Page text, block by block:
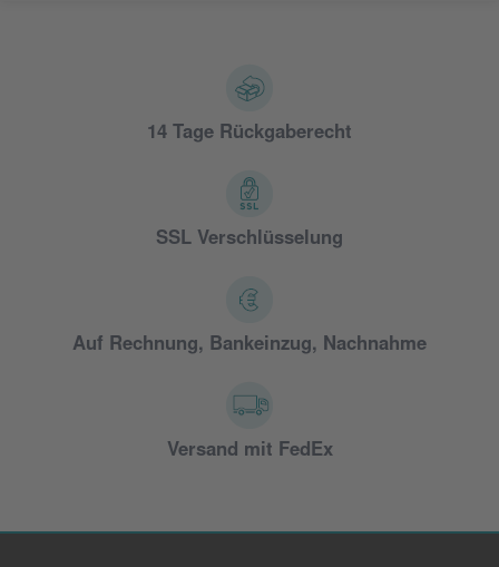
14 Tage Rückgaberecht
SSL Verschlüsselung
Auf Rechnung, Bankeinzug, Nachnahme
Versand mit FedEx